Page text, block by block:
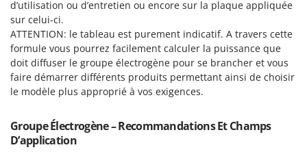
Wolf Garten
Wortex
Worx
Y Yard Force
Z
Zanon
d’utilisation ou d’entretien ou encore sur la plaque appliquée
sur celui-ci.
ATTENTION: le tableau est purement indicatif. A travers cette
formule vous pourrez facilement calculer la puissance que
doit diffuser le groupe électrogène pour se brancher et vous
faire démarrer différents produits permettant ainsi de choisir
le modèle plus approprié à vos exigences.
Groupe Électrogène – Recommandations Et Champs
D’application